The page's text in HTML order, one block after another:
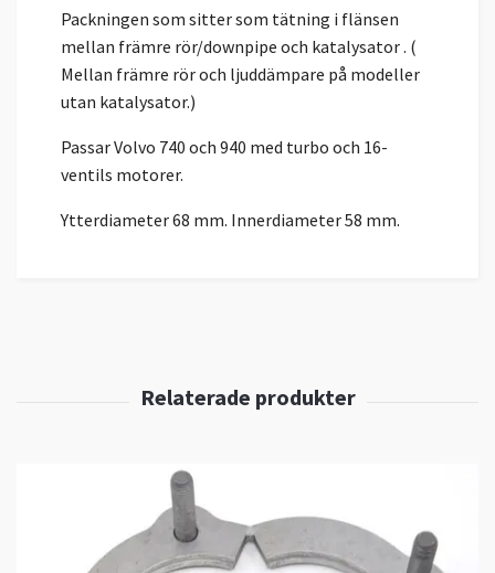
Packningen som sitter som tätning i flänsen
mellan främre rör/downpipe och katalysator . (
Mellan främre rör och ljuddämpare på modeller
utan katalysator.)
Passar Volvo 740 och 940 med turbo och 16-
ventils motorer.
Ytterdiameter 68 mm. Innerdiameter 58 mm.